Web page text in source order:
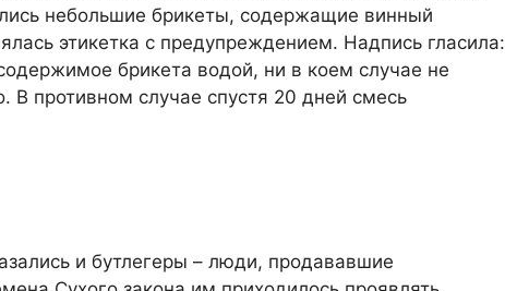
небольшие брикеты, содержащие винный
этикетка с предупреждением. Надпись гласила:
брикета водой, ни в коем случае не
В противном случае спустя 20 дней смесь
и бутлегеры – люди, продававшие